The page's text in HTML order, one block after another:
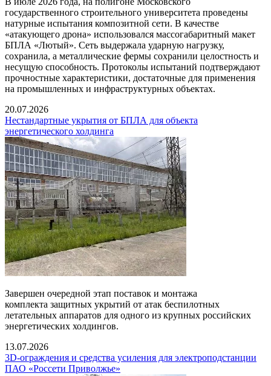
государственного строительного университета проведены
натурные испытания композитной сети. В качестве
«атакующего дрона» использовался массогабаритный макет
БПЛА «Лютый». Сеть выдержала ударную нагрузку,
сохранила, а металлические фермы сохранили целостность и
несущую способность. Протоколы испытаний подтверждают
прочностные характеристики, достаточные для применения
на промышленных и инфраструктурных объектах.
20.07.2026
Нестандартные укрытия от БПЛА для объекта
энергетического холдинга
Завершен очередной этап поставок и монтажа
комплекта защитных укрытий от атак беспилотных
летательных аппаратов для одного из крупных российских
энергетических холдингов.
13.07.2026
3D-ограждения и средства усиления для электроподстанции
ПАО «Россети Приволжье»